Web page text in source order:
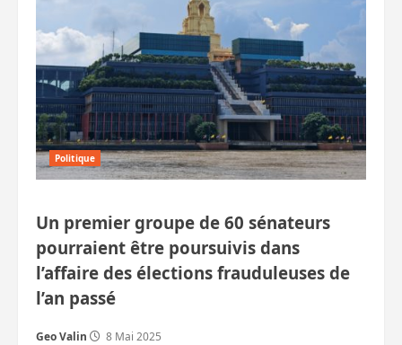
Politique
Un premier groupe de 60 sénateurs
pourraient être poursuivis dans
l’affaire des élections frauduleuses de
l’an passé
Geo Valin 8 Mai 2025